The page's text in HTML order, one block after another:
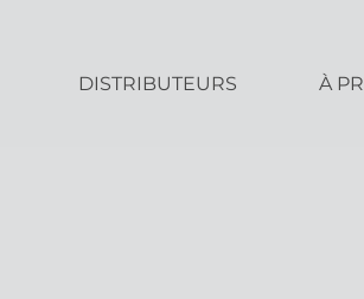
DISTRIBUTEURS À